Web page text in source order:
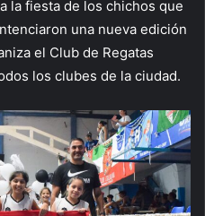
la fiesta de los chichos que
una nueva edición
el Club de Regatas
los clubes de la ciudad.